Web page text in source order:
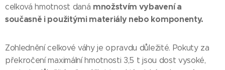
celková hmotnost daná množstvím vybavení a
současně i použitými materiály nebo komponenty.
Zohlednění celkové váhy je opravdu důležité. Pokuty za
překročení maximální hmotnosti 3,5 t jsou dost vysoké,